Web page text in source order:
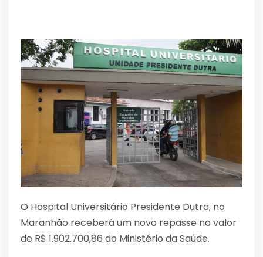
O Hospital Universitário Presidente Dutra, no
Maranhão receberá um novo repasse no valor
de R$ 1.902.700,86 do Ministério da Saúde.